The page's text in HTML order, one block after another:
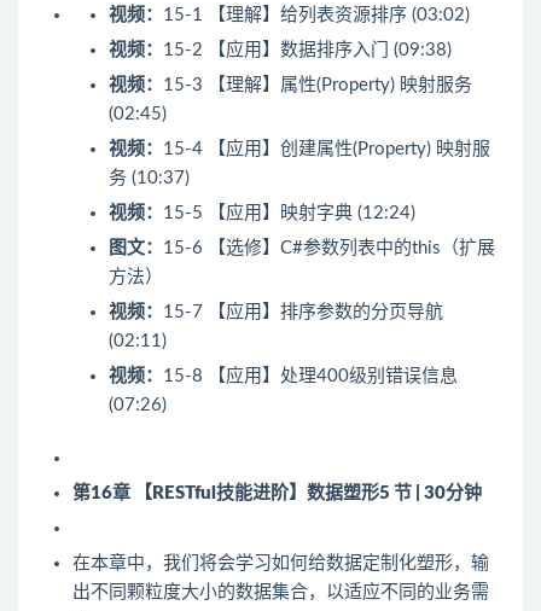
视频： 15-1 【理解】给列表资源排序 (03:02)
视频： 15-2 【应用】数据排序入门 (09:38)
视频： 15-3 【理解】属性(Property) 映射服务
(02:45)
视频： 15-4 【应用】创建属性(Property) 映射服
务 (10:37)
视频： 15-5 【应用】映射字典 (12:24)
图文： 15-6 【选修】C#参数列表中的this（扩展
方法）
视频： 15-7 【应用】排序参数的分页导航
(02:11)
视频： 15-8 【应用】处理400级别错误信息
(07:26)
第16章 【RESTful技能进阶】数据塑形5 节 | 30分钟
在本章中，我们将会学习如何给数据定制化塑形，输
出不同颗粒度大小的数据集合，以适应不同的业务需